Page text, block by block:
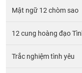
Mật ngữ 12 chòm sao
12 cung hoàng đạo
Trắc nghiệm tình yêu